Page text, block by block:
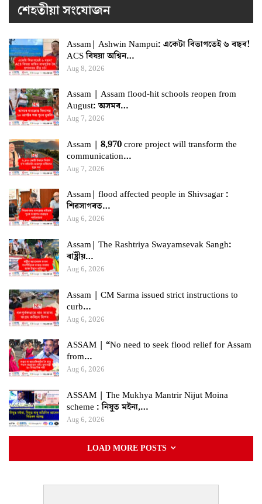
শেহতীয়া সংযোজন
Assam| Ashwin Nampui: একেটা বিভাগতেই ৬ বছৰ!
ACS বিষয়া অশ্বিন…
Aug 8, 2026
Assam | Assam flood-hit schools reopen from
August: অসমৰ…
Aug 7, 2026
Assam | 8,970 crore project will transform the
communication…
Aug 7, 2026
Assam| flood affected people in Shivsagar :
শিৱসাগৰত…
Aug 6, 2026
Assam| The Rashtriya Swayamsevak Sangh:
ৰাষ্ট্ৰীয়…
Aug 6, 2026
Assam | CM Sarma issued strict instructions to
curb…
Aug 6, 2026
ASSAM | “No need to seek flood relief for Assam
from…
Aug 6, 2026
ASSAM | The Mukhya Mantrir Nijut Moina
scheme : নিযুত মইনা,…
Aug 6, 2026
LOAD MORE POSTS